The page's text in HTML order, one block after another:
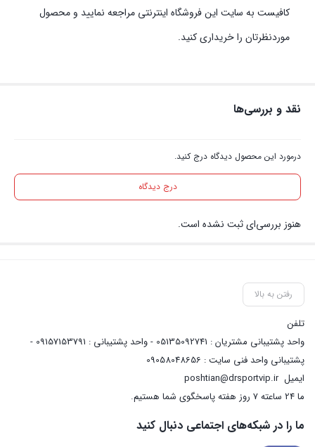
کافیست به سایت این فروشگاه اینترنتی مراجعه نمایید و محصول
موردنظرتان را خریداری کنید.
نقد و بررسی‌ها
درمورد این محصول دیدگاه درج کنید.
درج دیدگاه
هنوز بررسی‌ای ثبت نشده است.
رفتن به بالا
تلفن
واحد پشتیبانی مشتریان : 05135092741 - واحد پشتیبانی : 09157153791 -
پشتیبانی واحد فنی سایت : 09058048656
ایمیلposhtian@drsportvip.ir
ما 24 ساعته 7 روز هفته پاسخگوی شما هستیم.
ما را در شبکه‌های اجتماعی دنبال کنید